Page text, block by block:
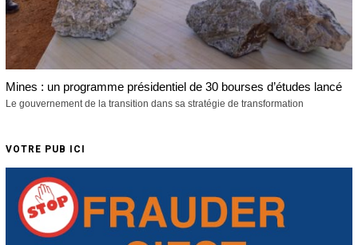
Mines : un programme présidentiel de 30 bourses d’études lancé
Le gouvernement de la transition dans sa stratégie de transformation
VOTRE PUB ICI